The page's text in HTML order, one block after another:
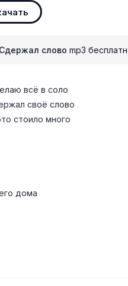
слово mp3
всё в соло
своё слово
стоило много
дома